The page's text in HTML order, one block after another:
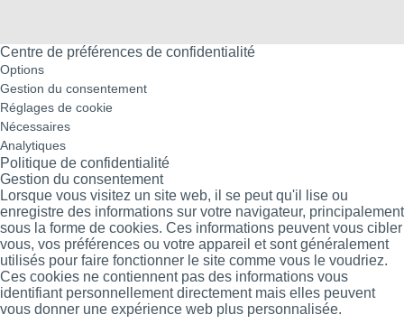
Centre de préférences de confidentialité
Options
Gestion du consentement
Réglages de cookie
Nécessaires
Analytiques
Politique de confidentialité
Gestion du consentement
Lorsque vous visitez un site web, il se peut qu'il lise ou
enregistre des informations sur votre navigateur, principalement
sous la forme de cookies. Ces informations peuvent vous cibler
vous, vos préférences ou votre appareil et sont généralement
utilisés pour faire fonctionner le site comme vous le voudriez.
Ces cookies ne contiennent pas des informations vous
identifiant personnellement directement mais elles peuvent
vous donner une expérience web plus personnalisée.